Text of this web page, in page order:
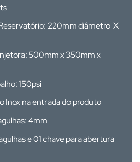
220mm diâmetro X
500mm x 350mm x
150psi
Inox na entrada do produto
4mm
e 01 chave para abertura